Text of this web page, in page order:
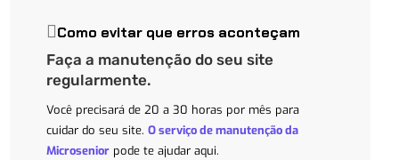
Como evitar que erros aconteçam
Faça a manutenção do seu site
regularmente.
Você precisará de 20 a 30 horas por mês para
cuidar do seu site. O serviço de manutenção da
Microseniorpode te ajudar aqui.